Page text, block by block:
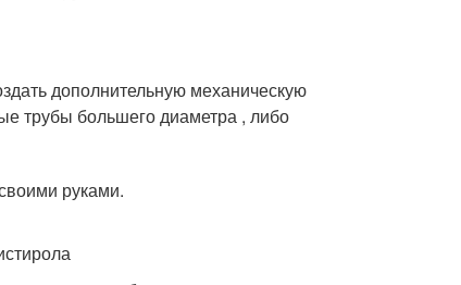
дополнительную механическую
трубы большего диаметра , либо